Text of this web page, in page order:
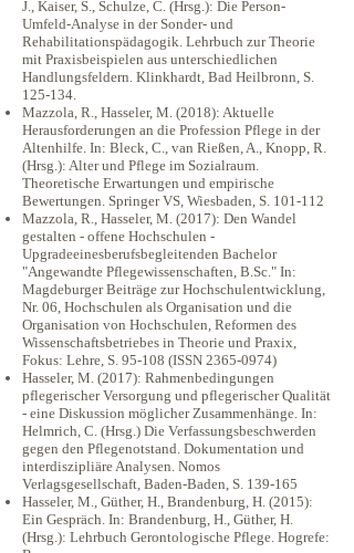
J., Kaiser, S., Schulze, C. (Hrsg.): Die Person-
Umfeld-Analyse in der Sonder- und
Rehabilitationspädagogik. Lehrbuch zur Theorie
mit Praxisbeispielen aus unterschiedlichen
Handlungsfeldern. Klinkhardt, Bad Heilbronn, S.
125-134.
Mazzola, R., Hasseler, M. (2018): Aktuelle
Herausforderungen an die Profession Pflege in der
Altenhilfe. In: Bleck, C., van Rießen, A., Knopp, R.
(Hrsg.): Alter und Pflege im Sozialraum.
Theoretische Erwartungen und empirische
Bewertungen. Springer VS, Wiesbaden, S. 101-112
Mazzola, R., Hasseler, M. (2017): Den Wandel
gestalten - offene Hochschulen -
Upgradeeinesberufsbegleitenden Bachelor
"Angewandte Pflegewissenschaften, B.Sc." In:
Magdeburger Beiträge zur Hochschulentwicklung,
Nr. 06, Hochschulen als Organisation und die
Organisation von Hochschulen, Reformen des
Wissenschaftsbetriebes in Theorie und Praxix,
Fokus: Lehre, S. 95-108 (ISSN 2365-0974)
Hasseler, M. (2017): Rahmenbedingungen
pflegerischer Versorgung und pflegerischer Qualität
- eine Diskussion möglicher Zusammenhänge. In:
Helmrich, C. (Hrsg.) Die Verfassungsbeschwerden
gegen den Pflegenotstand. Dokumentation und
interdiszipliäre Analysen. Nomos
Verlagsgesellschaft, Baden-Baden, S. 139-165
Hasseler, M., Güther, H., Brandenburg, H. (2015):
Ein Gespräch. In: Brandenburg, H., Güther, H.
(Hrsg.): Lehrbuch Gerontologische Pflege. Hogrefe: